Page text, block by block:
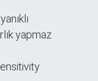
yapmaz